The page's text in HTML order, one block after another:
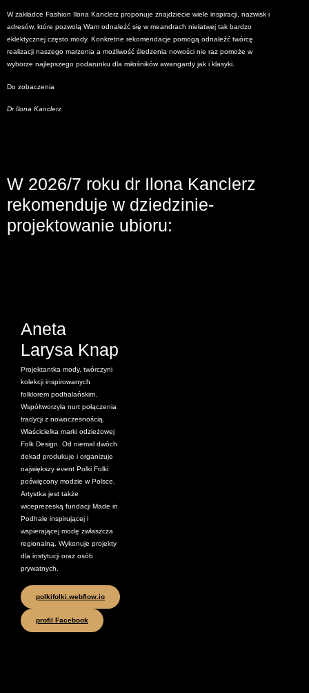
W zakładce Fashion Ilona Kanclerz proponuje znajdziecie wiele inspiracji, nazwisk i
adresów, które pozwolą Wam odnaleźć się w meandrach niełatwej tak bardzo
eklektycznej często mody. Konkretne rekomendacje pomogą odnaleźć twórcę
realizacji naszego marzenia a możliwość śledzenia nowości nie raz pomoże w
wyborze najlepszego podarunku dla miłośników awangardy jak i klasyki.
Do zobaczenia
Dr Ilona Kanclerz
W 2026/7 roku dr Ilona Kanclerz
rekomenduje w dziedzinie-
projektowanie ubioru:
Aneta
Larysa Knap
Projektantka mody, twórczyni
kolekcji inspirowanych
folklorem podhalańskim.
Współtworzyła nurt połączenia
tradycji z nowoczesnością.
Właścicielka marki odzieżowej
Folk Design. Od niemal dwóch
dekad produkuje i organizuje
największy event Polki Folki
poświęcony modzie w Polsce.
Artystka jest także
wiceprezeską fundacji Made in
Podhale inspirującej i
wspierającej modę zwłaszcza
regionalną. Wykonuje projekty
dla instytucji oraz osób
prywatnych.
polkifolki.webflow.io
profil Facebook